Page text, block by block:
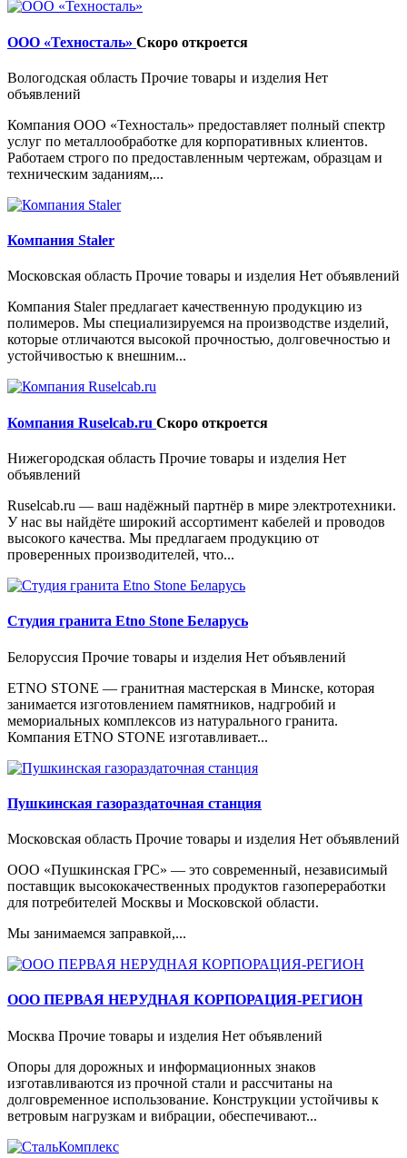
ООО «Техносталь» Скоро откроется
Вологодская область Прочие товары и изделия Нет
объявлений
Компания ООО «Техносталь» предоставляет полный спектр
услуг по металлообработке для корпоративных клиентов.
Работаем строго по предоставленным чертежам, образцам и
техническим заданиям,...
Компания Staler
Московская область Прочие товары и изделия Нет объявлений
Компания Staler предлагает качественную продукцию из
полимеров. Мы специализируемся на производстве изделий,
которые отличаются высокой прочностью, долговечностью и
устойчивостью к внешним...
Компания Ruselcab.ru Скоро откроется
Нижегородская область Прочие товары и изделия Нет
объявлений
Ruselcab.ru — ваш надёжный партнёр в мире электротехники.
У нас вы найдёте широкий ассортимент кабелей и проводов
высокого качества. Мы предлагаем продукцию от
проверенных производителей, что...
Студия гранита Etno Stone Беларусь
Белоруссия Прочие товары и изделия Нет объявлений
ETNO STONE — гранитная мастерская в Минске, которая
занимается изготовлением памятников, надгробий и
мемориальных комплексов из натурального гранита.
Компания ETNO STONE изготавливает...
Пушкинская газораздаточная станция
Московская область Прочие товары и изделия Нет объявлений
ООО «Пушкинская ГРС» — это современный, независимый
поставщик высококачественных продуктов газопереработки
для потребителей Москвы и Московской области.
Мы занимаемся заправкой,...
ООО ПЕРВАЯ НЕРУДНАЯ КОРПОРАЦИЯ-РЕГИОН
Москва Прочие товары и изделия Нет объявлений
Опоры для дорожных и информационных знаков
изготавливаются из прочной стали и рассчитаны на
долговременное использование. Конструкции устойчивы к
ветровым нагрузкам и вибрации, обеспечивают...